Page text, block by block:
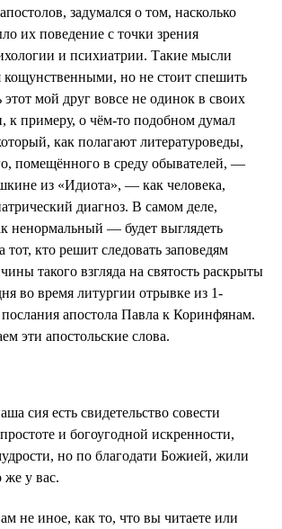
задумался о том, насколько
их поведение с точки зрения
и психиатрии. Такие мысли
кощунственными, но не стоит спешить
мой друг вовсе не одинок в своих
к примеру, о чём-то подобном думал
как полагают литературоведы,
помещённого в среду обывателей, —
из «Идиота», — как человека,
диагноз. В самом деле,
ненормальный — будет выглядеть
тот, кто решит следовать заповедям
такого взгляда на святость раскрыты
во время литургии отрывке из 1-
апостола Павла к Коринфянам.
эти апостольские слова.
сия есть свидетельство совести
и богоугодной искренности,
но по благодати Божией, жили
же у вас.
не иное, как то, что вы читаете или